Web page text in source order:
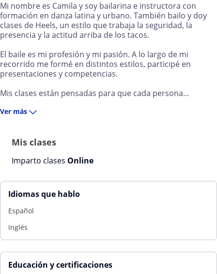
Mi nombre es Camila y soy bailarina e instructora con
formación en danza latina y urbano. También bailo y doy
clases de Heels, un estilo que trabaja la seguridad, la
presencia y la actitud arriba de los tacos.
El baile es mi profesión y mi pasión. A lo largo de mi
recorrido me formé en distintos estilos, participé en
presentaciones y competencias.
Mis clases están pensadas para que cada persona...
Ver más
Mis clases
Imparto clases Online
Idiomas que hablo
Español
Inglés
Educación y certificaciones